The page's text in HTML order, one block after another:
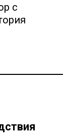
с